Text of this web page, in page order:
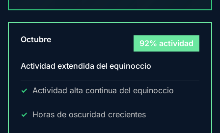
Octubre 92% actividad
Actividad extendida del equinoccio
Actividad alta continua del equinoccio
Horas de oscuridad crecientes